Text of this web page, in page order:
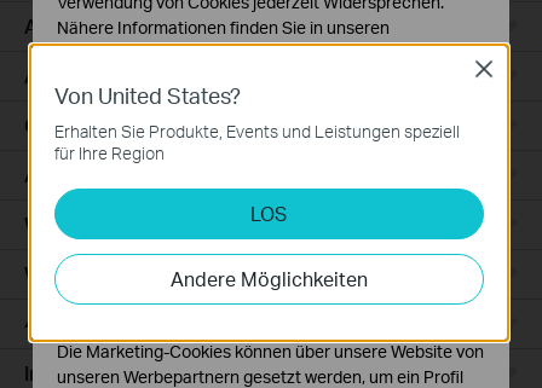
Access
Access Pro
GPON
Agile
Wired Gateways
WiFi Gateways
4G/5G WiFi Gateways
Integrated Gateways
Von United States?
Erhalten Sie Produkte, Events und Leistungen speziell
für Ihre Region
LOS
Andere Möglichkeiten
Close
Nähere Informationen finden Sie in unseren
Datenschutzhinweisen.
Notwendige Cookies
Diese Cookies sind zur Funktion der Website
erforderlich und können in Ihren Systemen nicht
Analyse- und Marketing-Cookies
Analyse-Cookies ermöglichen es uns, Ihre Aktivitäten
auf unserer Website zu analysieren, um die
Funktionsweise unserer Website zu verbessern und
Die Marketing-Cookies können über unsere Website von
unseren Werbepartnern gesetzt werden, um ein Profil